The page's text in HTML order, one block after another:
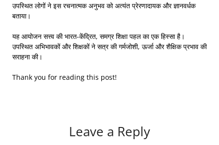
उपस्थित लोगों ने इस रचनात्मक अनुभव को अत्यंत प्रेरणादायक और ज्ञानवर्धक
बताया।
यह आयोजन सत्त्व की भारत-केंद्रित, समग्र शिक्षा पहल का एक हिस्सा है।
उपस्थित अभिभावकों और शिक्षकों ने सत्र की गर्मजोशी, ऊर्जा और शैक्षिक प्रभाव की
सराहना की।
Thank you for reading this post!
Leave a Reply